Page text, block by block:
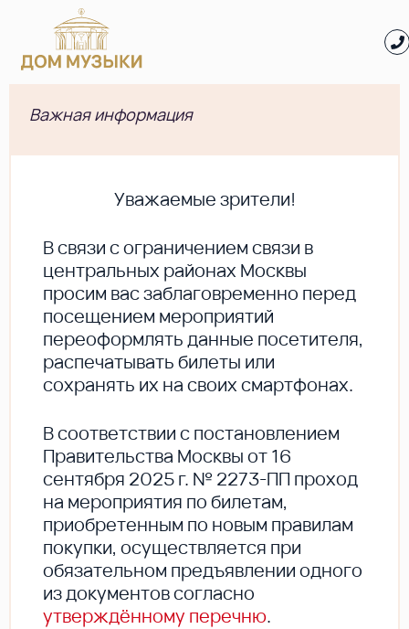
Важная информация
Уважаемые зрители!
В cвязи с ограничением связи в
центральных районах Москвы
просим вас заблаговременно перед
посещением мероприятий
переоформлять данные посетителя,
распечатывать билеты или
сохранять их на своих смартфонах.
В соответствии с постановлением
Правительства Москвы от 16
сентября 2025 г. № 2273-ПП проход
на мероприятия по билетам,
приобретенным по новым правилам
покупки, осуществляется при
обязательном предъявлении одного
из документов согласно
утверждённому перечню.